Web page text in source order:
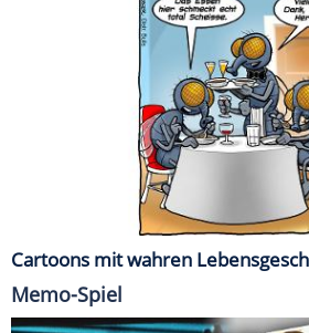
Cartoons mit wahren
Memo-Spiel